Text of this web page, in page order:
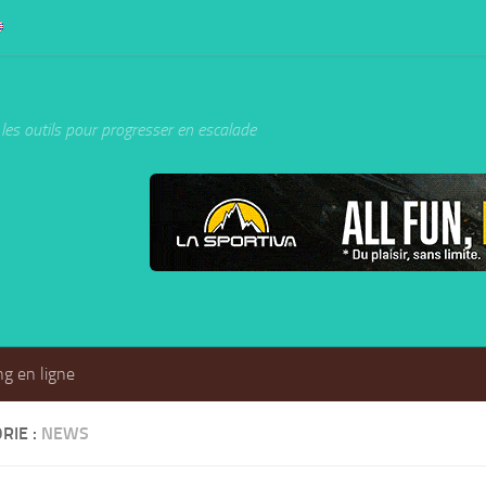
outils pour progresser en escalade
en ligne
: NEWS